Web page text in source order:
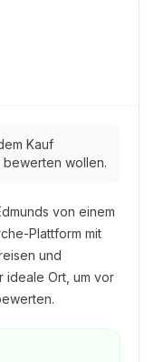
Kauf
wollen.
von einem
Plattform mit
und
ideale Ort, um vor